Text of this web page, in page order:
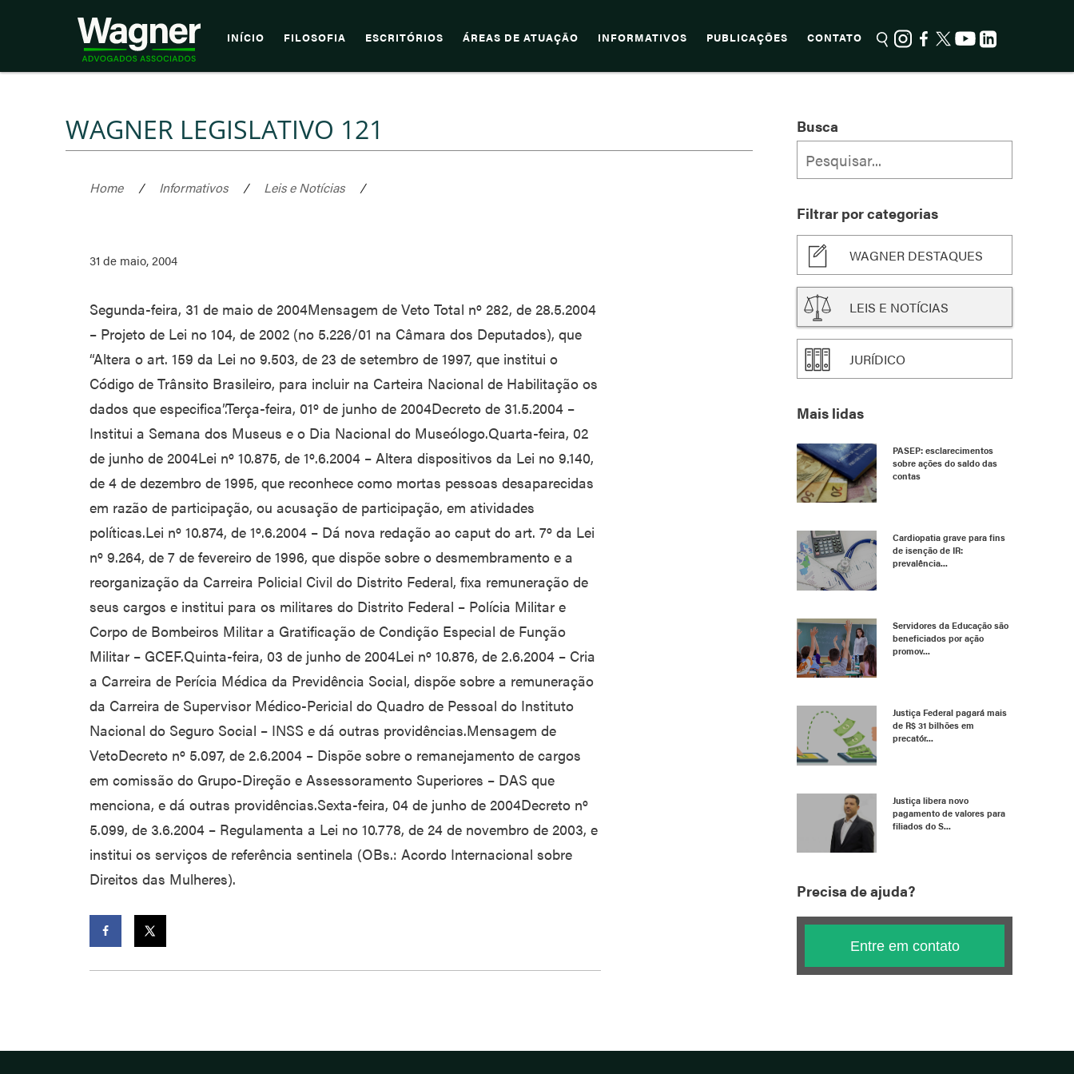
INÍCIO FILOSOFIA ESCRITÓRIOS ÁREAS DE ATUAÇÃO INFORMATIVOS PUBLICAÇÕES CONTATO
WAGNER LEGISLATIVO 121
Home / Informativos / Leis e Notícias /
31 de maio, 2004
Segunda-feira, 31 de maio de 2004Mensagem de Veto Total nº 282, de 28.5.2004
– Projeto de Lei no 104, de 2002 (no 5.226/01 na Câmara dos Deputados), que
“Altera o art. 159 da Lei no 9.503, de 23 de setembro de 1997, que institui o
Código de Trânsito Brasileiro, para incluir na Carteira Nacional de Habilitação os
dados que especifica”.Terça-feira, 01º de junho de 2004Decreto de 31.5.2004 –
Institui a Semana dos Museus e o Dia Nacional do Museólogo.Quarta-feira, 02
de junho de 2004Lei nº 10.875, de 1º.6.2004 – Altera dispositivos da Lei no 9.140,
de 4 de dezembro de 1995, que reconhece como mortas pessoas desaparecidas
em razão de participação, ou acusação de participação, em atividades
políticas.Lei nº 10.874, de 1º.6.2004 – Dá nova redação ao caput do art. 7º da Lei
nº 9.264, de 7 de fevereiro de 1996, que dispõe sobre o desmembramento e a
reorganização da Carreira Policial Civil do Distrito Federal, fixa remuneração de
seus cargos e institui para os militares do Distrito Federal – Polícia Militar e
Corpo de Bombeiros Militar a Gratificação de Condição Especial de Função
Militar – GCEF.Quinta-feira, 03 de junho de 2004Lei nº 10.876, de 2.6.2004 – Cria
a Carreira de Perícia Médica da Previdência Social, dispõe sobre a remuneração
da Carreira de Supervisor Médico-Pericial do Quadro de Pessoal do Instituto
Nacional do Seguro Social – INSS e dá outras providências.Mensagem de
VetoDecreto nº 5.097, de 2.6.2004 – Dispõe sobre o remanejamento de cargos
em comissão do Grupo-Direção e Assessoramento Superiores – DAS que
menciona, e dá outras providências.Sexta-feira, 04 de junho de 2004Decreto nº
5.099, de 3.6.2004 – Regulamenta a Lei no 10.778, de 24 de novembro de 2003, e
institui os serviços de referência sentinela (OBs.: Acordo Internacional sobre
Direitos das Mulheres).
Busca
Filtrar por categorias
WAGNER DESTAQUES
LEIS E NOTÍCIAS
JURÍDICO
Mais lidas
PASEP: esclarecimentos
sobre ações do saldo das
contas
Cardiopatia grave para fins
de isenção de IR:
prevalência...
Servidores da Educação são
beneficiados por ação
promov...
Justiça Federal pagará mais
de R$ 31 bilhões em
precatór...
Justiça libera novo
pagamento de valores para
filiados do S...
Precisa de ajuda?
Entre em contato